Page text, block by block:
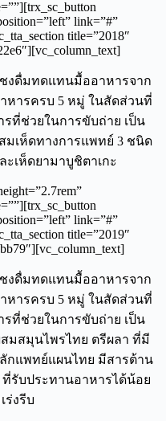
link=”#”
title=”2018″
ชงดื่มทดแทนมื้ออาหารจาก
หารครบ 5 หมู่ ในสัดส่วนที่
รที่ช่วยในการขับถ่าย เป็น
มเห็ดทางการแพทย์ 3 ชนิด
เห็ดยามาบูชิตาเกะ
link=”#”
title=”2019″
ชงดื่มทดแทนมื้ออาหารจาก
หารครบ 5 หมู่ ในสัดส่วนที่
รที่ช่วยในการขับถ่าย เป็น
มสมุนไพรไทย ตรีผลา ที่มี
แพทย์แผนไทย มีสารต้าน
รับประทานอาหารได้น้อย
ร่งรีบ